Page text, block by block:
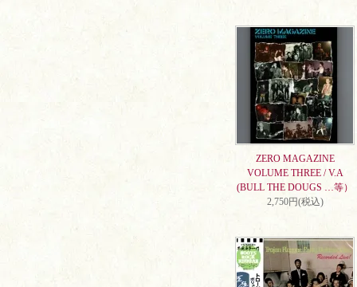
ZERO MAGAZINE
VOLUME THREE / V.A
(BULL THE DOUGS …等）
2,750円(税込)